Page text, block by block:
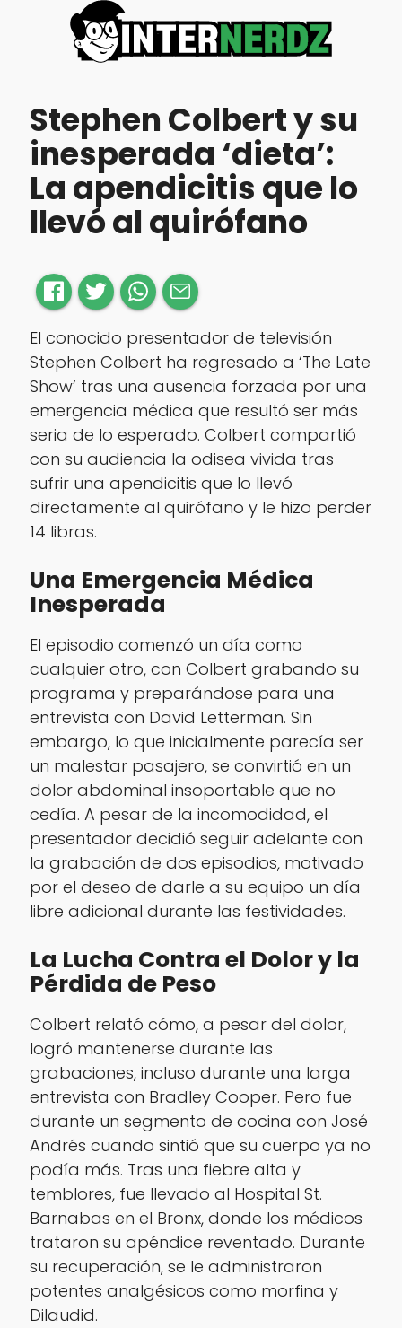
Stephen Colbert y su
inesperada ‘dieta’:
La apendicitis que lo
llevó al quirófano
El conocido presentador de televisión
Stephen Colbert ha regresado a ‘The Late
Show’ tras una ausencia forzada por una
emergencia médica que resultó ser más
seria de lo esperado. Colbert compartió
con su audiencia la odisea vivida tras
sufrir una apendicitis que lo llevó
directamente al quirófano y le hizo perder
14 libras.
Una Emergencia Médica
Inesperada
El episodio comenzó un día como
cualquier otro, con Colbert grabando su
programa y preparándose para una
entrevista con David Letterman. Sin
embargo, lo que inicialmente parecía ser
un malestar pasajero, se convirtió en un
dolor abdominal insoportable que no
cedía. A pesar de la incomodidad, el
presentador decidió seguir adelante con
la grabación de dos episodios, motivado
por el deseo de darle a su equipo un día
libre adicional durante las festividades.
La Lucha Contra el Dolor y la
Pérdida de Peso
Colbert relató cómo, a pesar del dolor,
logró mantenerse durante las
grabaciones, incluso durante una larga
entrevista con Bradley Cooper. Pero fue
durante un segmento de cocina con José
Andrés cuando sintió que su cuerpo ya no
podía más. Tras una fiebre alta y
temblores, fue llevado al Hospital St.
Barnabas en el Bronx, donde los médicos
trataron su apéndice reventado. Durante
su recuperación, se le administraron
potentes analgésicos como morfina y
Dilaudid.